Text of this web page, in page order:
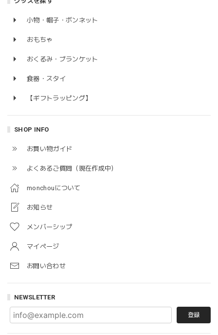
小物・帽子・ボンネット
おもちゃ
おくるみ・ブランケット
食器・スタイ
【ギフトラッピング】
SHOP INFO
お買い物ガイド
よくあるご質問（現在作成中）
monchouについて
お知らせ
メンバーシップ
マイページ
お問い合わせ
NEWSLETTER
登録